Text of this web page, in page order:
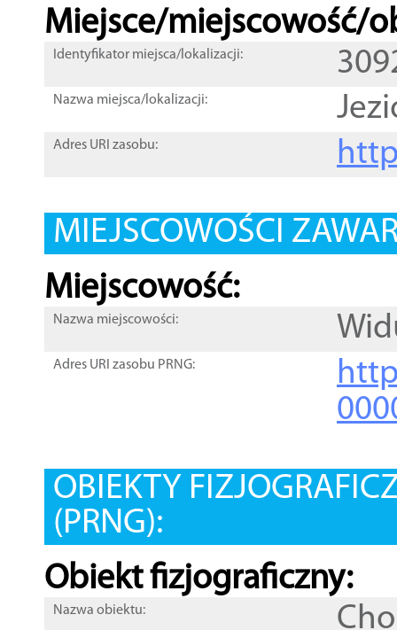
Miejsce/miejscowość/
Identyfikator miejsca/lokalizacji:
Nazwa miejsca/lokalizacji:
Adres URI zasobu:
MIEJSCOWOŚCI
Miejscowość:
Nazwa miejscowości:
Adres URI zasobu PRNG:
OBIEKTY
(PRNG):
Obiekt fizjograficzny:
Nazwa obiektu: